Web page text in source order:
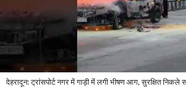
देहरादून: ट्रांसपोर्ट नगर में गाड़ी में लगी भीषण आग, सुरक्षित